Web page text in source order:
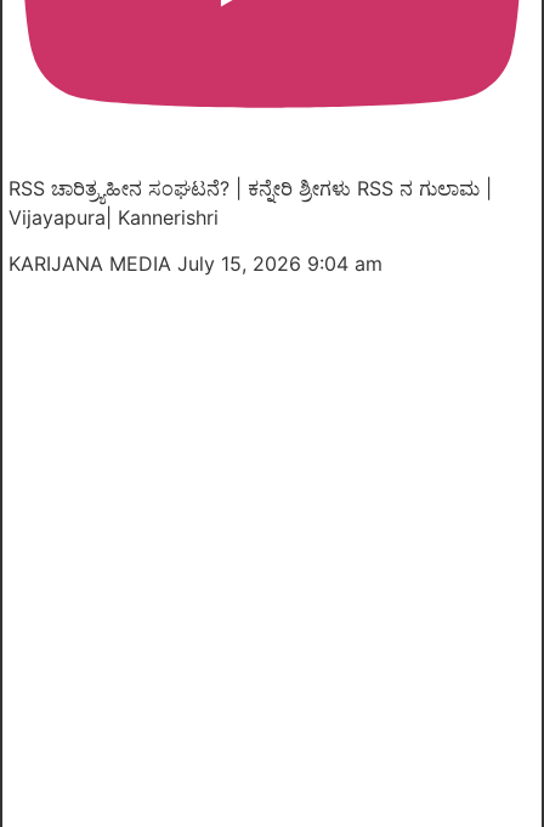
RSS ಚಾರಿತ್ರ್ಯಹೀನ ಸಂಘಟನೆ? | ಕನ್ನೇರಿ ಶ್ರೀಗಳು RSS ನ ಗುಲಾಮ |
Vijayapura| Kannerishri
KARIJANA MEDIA July 15, 2026 9:04 am